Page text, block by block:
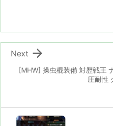
[MHW] 操虫棍装備 対歴戦王
圧耐性

Next